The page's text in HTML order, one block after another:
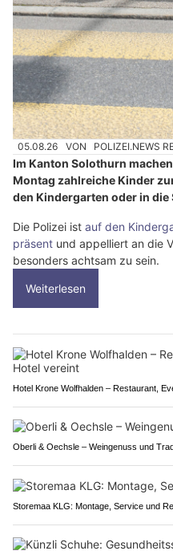
05.08.26 VON POLIZEI.NEWS
Im Kanton Solothurn
Montag zahlreiche Kinder
den Kindergarten oder in die
Die Polizei ist auf den
präsent und appelliert an die
besonders achtsam zu sein.
Weiterlesen
Hotel Krone Wolfhalden – Restaurant,
Oberli & Oechsle – Weingenuss und
Storemaa KLG: Montage, Service und